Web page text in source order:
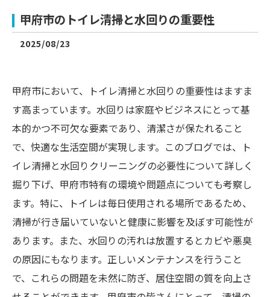
甲府市のトイレ清掃と水回りの重要性
2025/08/23
甲府市において、トイレ清掃と水回りの重要性はますま
す高まっています。水回りは家庭やビジネスにとって基
本的かつ不可欠な要素であり、清潔さが保たれること
で、快適な生活空間が実現します。このブログでは、ト
イレ清掃と水回りクリーニングの必要性について詳しく
掘り下げ、甲府市特有の環境や問題点についても考察し
ます。特に、トイレは毎日使用される場所であるため、
清掃が行き届いていないと健康に影響を及ぼす可能性が
あります。また、水回りの汚れは放置するとカビや悪臭
の原因にもなります。正しいメンテナンスを行うこと
で、これらの問題を未然に防ぎ、居住空間の質を向上さ